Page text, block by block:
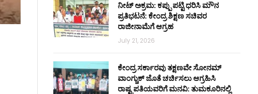
ನೀಟ್ ಅಕ್ರಮ: ಕಪ್ಪು ಪಟ್ಟಿ ಧರಿಸಿ ಮೌನ
ಪ್ರತಿಭಟನೆ: ಕೇಂದ್ರ ಶಿಕ್ಷಣ ಸಚಿವರ
ರಾಜೀನಾಮೆಗೆ ಆಗ್ರಹ
July 21, 2026
ಕೇಂದ್ರ ಸರ್ಕಾರವು ತಕ್ಷಣವೇ ಸೋನಮ್
ವಾಂಗ್ಚುಕ್ ಜೊತೆ ಚರ್ಚಿಸಲು ಆಗ್ರಹಿಸಿ
ರಾಷ್ಟ್ರಪತಿಯವರಿಗೆ ಮನವಿ: ತುಮಕೂರಿನಲ್ಲಿ